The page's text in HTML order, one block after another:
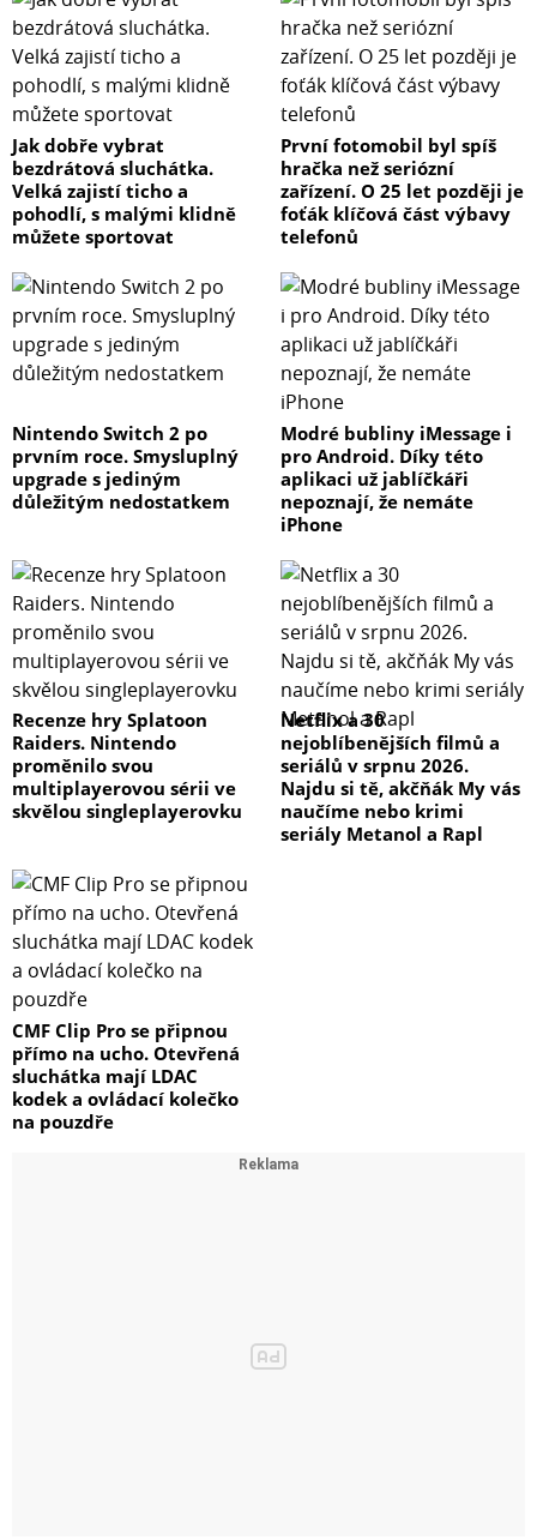
Jak dobře vybrat
bezdrátová sluchátka.
Velká zajistí ticho a
pohodlí, s malými klidně
můžete sportovat
První fotomobil byl spíš
hračka než seriózní
zařízení. O 25 let později je
foťák klíčová část výbavy
telefonů
Nintendo Switch 2 po
prvním roce. Smysluplný
upgrade s jediným
důležitým nedostatkem
Modré bubliny iMessage i
pro Android. Díky této
aplikaci už jablíčkáři
nepoznají, že nemáte
iPhone
Recenze hry Splatoon
Raiders. Nintendo
proměnilo svou
multiplayerovou sérii ve
skvělou singleplayerovku
Netflix a 30
nejoblíbenějších filmů a
seriálů v srpnu 2026.
Najdu si tě, akčňák My vás
naučíme nebo krimi
seriály Metanol a Rapl
CMF Clip Pro se připnou
přímo na ucho. Otevřená
sluchátka mají LDAC
kodek a ovládací kolečko
na pouzdře